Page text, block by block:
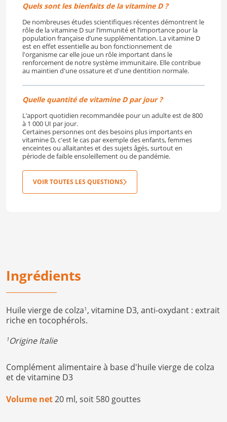
Quels sont les bienfaits de la vitamine D ?
De nombreuses études scientifiques récentes démontrent le
rôle de la vitamine D sur l’immunité et l’importance pour la
population française d’une supplémentation. La vitamine D
est en effet essentielle au bon fonctionnement de
l'organisme car elle joue un rôle important dans le
renforcement de notre système immunitaire. Elle contribue
au maintien d'une ossature et d'une dentition normale.
Quelle quantité de vitamine D par jour ?
L’apport quotidien recommandée pour un adulte est de 800
à 1 000 UI par jour.
Certaines personnes ont des besoins plus importants en
vitamine D, c'est le cas par exemple des enfants, femmes
enceintes ou allaitantes et des sujets âgés, surtout en
période de faible ensoleillement ou de pandémie.
VOIR TOUTES LES QUESTIONS
Ingrédients
Huile vierge de colza1 , vitamine D3, anti-oxydant : extrait
riche en tocophérols.
1Origine Italie
Complément alimentaire à base d'huile vierge de colza
et de vitamine D3
Volume net20 ml, soit 580 gouttes